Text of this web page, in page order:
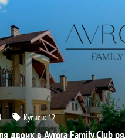
Купили:12
двоих в Avrora Family Club